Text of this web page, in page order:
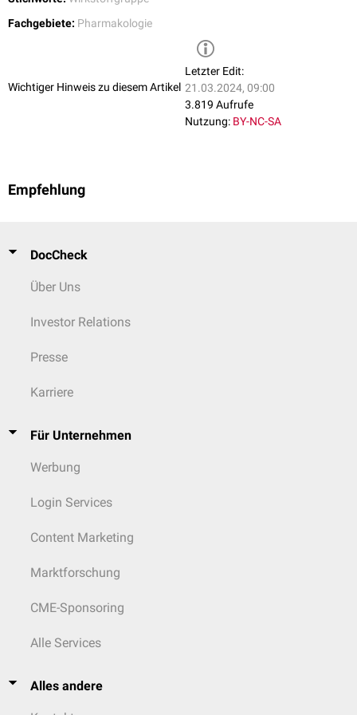
Fachgebiete: Pharmakologie
Wichtiger Hinweis zu diesem Artikel
Letzter Edit:
21.03.2024, 09:00
3.819 Aufrufe
Nutzung: BY-NC-SA
Empfehlung
DocCheck
Über Uns
Investor Relations
Presse
Karriere
Für Unternehmen
Werbung
Login Services
Content Marketing
Marktforschung
CME-Sponsoring
Alle Services
Alles andere